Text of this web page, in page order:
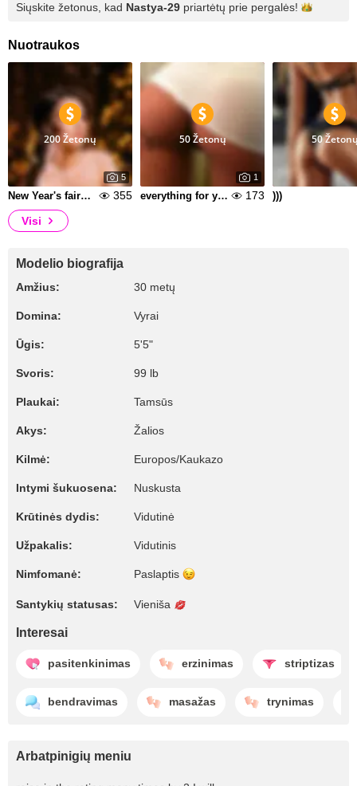
Siųskite žetonus, kad Nastya-29 priartėtų prie pergalės!
Nuotraukos
200 Žetonų
5
New Year's fairy tale of love) 355
50 Žetonų
1
everything for you 173
50
)))
Visi
Modelio biografija
Amžius: 30 metų
Domina: Vyrai
Ūgis: 5'5"
Svoris: 99 lb
Plaukai: Tamsūs
Akys: Žalios
Kilmė: Europos/Kaukazo
Intymi šukuosena: Nuskusta
Krūtinės dydis: Vidutinė
Užpakalis: Vidutinis
Nimfomanė: Paslaptis
Santykių statusas: Vieniša
Interesai
pasitenkinimas erzinimas striptizas
bendravimas masažas trynimas
Arbatpinigių meniu